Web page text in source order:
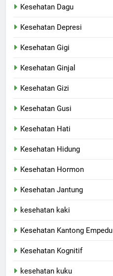
Kesehatan Dagu
Kesehatan Depresi
Kesehatan Gigi
Kesehatan Ginjal
Kesehatan Gizi
Kesehatan Gusi
Kesehatan Hati
Kesehatan Hidung
Kesehatan Hormon
Kesehatan Jantung
kesehatan kaki
Kesehatan Kantong Empedu
Kesehatan Kognitif
kesehatan kuku